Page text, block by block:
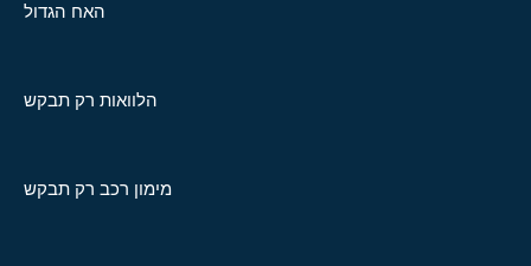
האח הגדול
הלוואות רק תבקש
מימון רכב רק תבקש